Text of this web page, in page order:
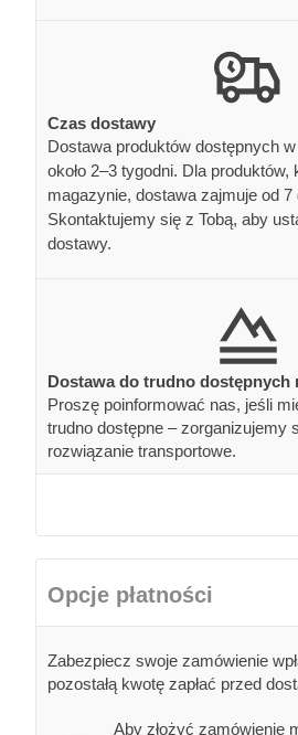
Czas dostawy
Dostawa produktów dostępnych
około 2–3 tygodni. Dla
magazynie, dostawa zajmuje od 7
Skontaktujemy się z Tobą, aby
dostawy.
Dostawa do trudno dostępnych
Proszę poinformować nas, jeśli
trudno dostępne – zorganizujemy
rozwiązanie transportowe.
Opcje płatności
Zabezpiecz swoje zamówienie
pozostałą kwotę zapłać przed
Aby złożyć zamówienie